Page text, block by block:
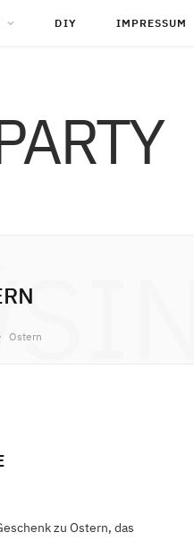
DIY IMPRESSUM
Ostern
zu Ostern, das